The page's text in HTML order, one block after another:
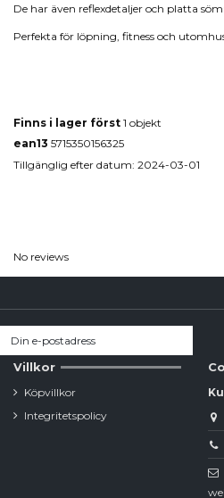
De har även reflexdetaljer och platta
Perfekta för löpning, fitness och
Finns i lager först 1 objekt
ean13 5715350156325
Tillgänglig efter datum: 2024-03-01
No reviews
Villkor
Köpvillkor
Integritetspolicy